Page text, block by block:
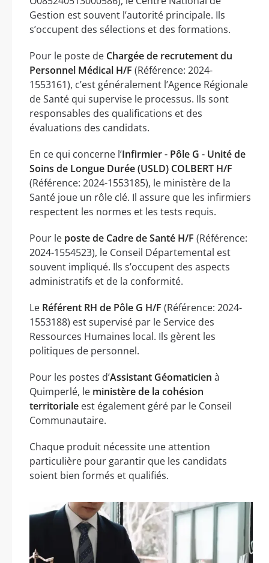
Gestion est souvent l’autorité principale. Ils
s’occupent des sélections et des formations.
Pour le poste de Chargée de recrutement du
Personnel Médical H/F (Référence: 2024-
1553161), c’est généralement l’Agence Régionale
de Santé qui supervise le processus. Ils sont
responsables des qualifications et des
évaluations des candidats.
En ce qui concerne l’Infirmier - Pôle G - Unité de
Soins de Longue Durée (USLD) COLBERT H/F
(Référence: 2024-1553185), le ministère de la
Santé joue un rôle clé. Il assure que les infirmiers
respectent les normes et les tests requis.
Pour le poste de Cadre de Santé H/F (Référence:
2024-1554523), le Conseil Départemental est
souvent impliqué. Ils s’occupent des aspects
administratifs et de la conformité.
Le Référent RH de Pôle G H/F (Référence: 2024-
1553188) est supervisé par le Service des
Ressources Humaines local. Ils gèrent les
politiques de personnel.
Pour les postes d’Assistant Géomaticien à
Quimperlé, le ministère de la cohésion
territoriale est également géré par le Conseil
Communautaire.
Chaque produit nécessite une attention
particulière pour garantir que les candidats
soient bien formés et qualifiés.